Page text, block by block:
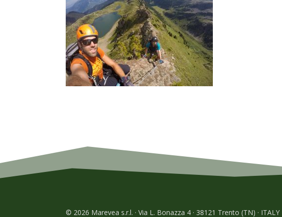
© 2026 Marevea s.r.l. · Via L. Bonazza 4 · 38121 Trento (TN) · ITALY